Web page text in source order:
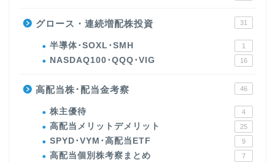
グロース・連続増配株投資 31
半導体･SOXL･SMH 1
NASDAQ100･QQQ･VIG 16
高配当株･配当金考察 46
株主優待 4
高配当メリットデメリット 25
SPYD･VYM･高配当ETF 9
高配当個別株考察まとめ 7